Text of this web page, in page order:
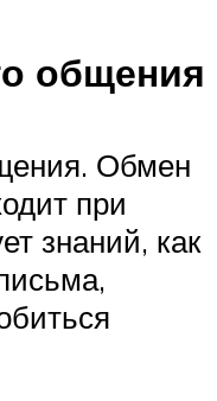
общения
Обмен
при
знаний, как